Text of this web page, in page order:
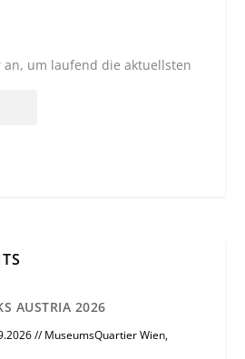
an, um laufend die aktuellsten
AUSTRIA 2026
// MuseumsQuartier Wien,